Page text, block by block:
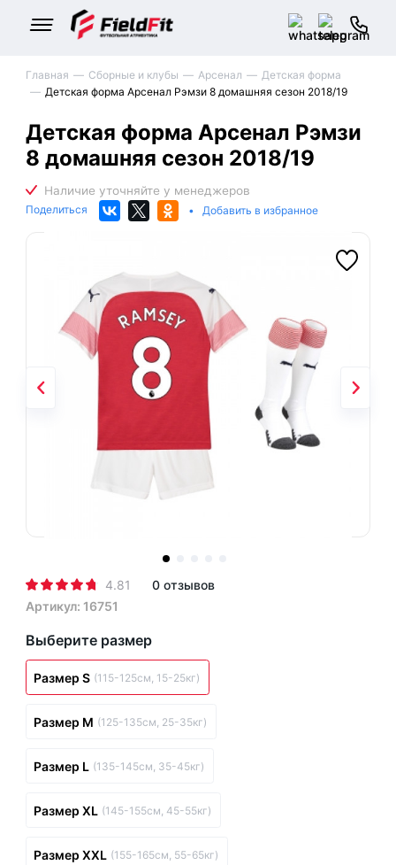
Главная Сборные и клубы Арсенал
Детская форма
Детская форма Арсенал Рэмзи 8 домашняя сезон 2018/19
Детская форма Арсенал Рэмзи
8 домашняя сезон 2018/19
Поделиться • Добавить в избранное
4.81
0 отзывов
Артикул: 16751
Выберите размер
Размер S (115-125см, 15-25кг)
Размер M (125-135см, 25-35кг)
Размер L (135-145см, 35-45кг)
Размер XL (145-155см, 45-55кг)
Размер XXL (155-165см, 55-65кг)